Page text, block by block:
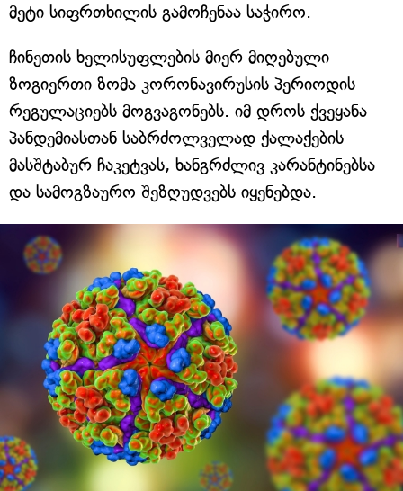
მეტი სიფრთხილის გამოჩენაა საჭირო.
ჩინეთის ხელისუფლების მიერ მიღებული
ზოგიერთი ზომა კორონავირუსის პერიოდის
რეგულაციებს მოგვაგონებს. იმ დროს ქვეყანა
პანდემიასთან საბრძოლველად ქალაქების
მასშტაბურ ჩაკეტვას, ხანგრძლივ კარანტინებსა
და სამოგზაურო შეზღუდვებს იყენებდა.